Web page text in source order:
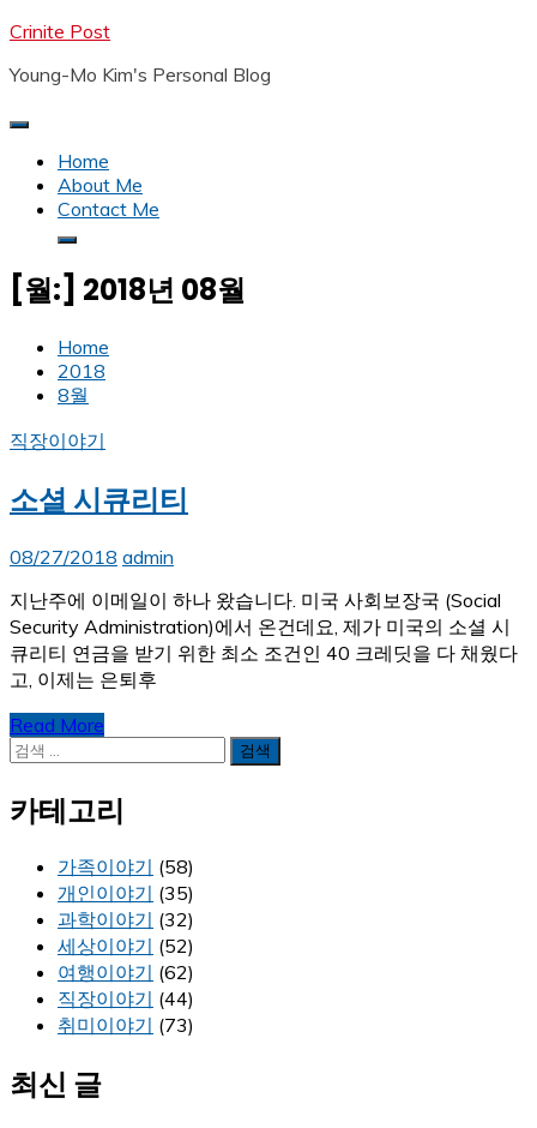
Skip
content
Crinite Post
Young-Mo Kim's Personal Blog
Home
About Me
Contact Me
[월:] 2018년 08월
Home
2018
8월
직장이야기
소셜 시큐리티
08/27/2018 admin
지난주에 이메일이 하나 왔습니다. 미국 사회보장국 (Social
Security Administration)에서 온건데요, 제가 미국의 소셜 시
큐리티 연금을 받기 위한 최소 조건인 40 크레딧을 다 채웠다
고, 이제는 은퇴후
Read More
검
카테고리
가족이야기 (58)
개인이야기 (35)
과학이야기 (32)
세상이야기 (52)
여행이야기 (62)
직장이야기 (44)
취미이야기 (73)
최신 글